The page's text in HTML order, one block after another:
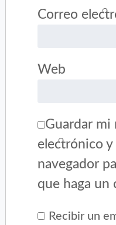
Correo
Web
Guardar mi
electrónico
navegador
que haga un
Recibir un